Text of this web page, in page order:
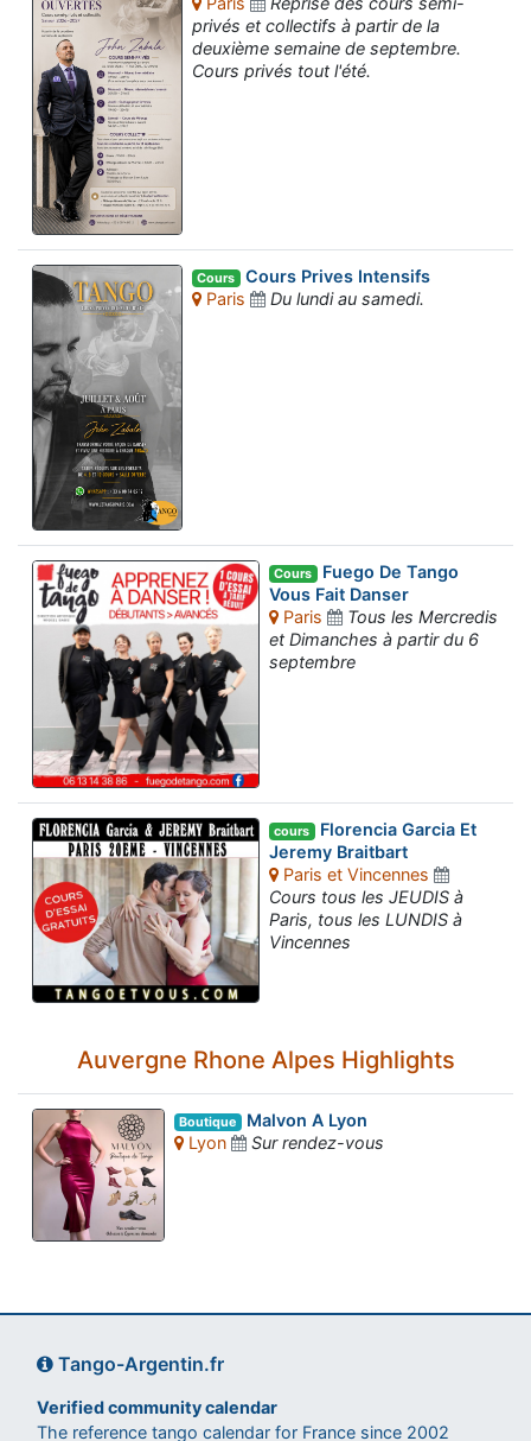
privés et collectifs à partir de la
deuxième semaine de septembre.
Cours privés tout l'été.
Cours Cours Prives Intensifs
Paris
Du lundi au samedi.
Cours Fuego De Tango
Vous Fait Danser
Paris
Tous les Mercredis
et Dimanches à partir du 6
septembre
cours Florencia Garcia Et
Jeremy Braitbart
Paris et Vincennes
Cours tous les JEUDIS à
Paris, tous les LUNDIS à
Vincennes
Auvergne Rhone Alpes Highlights
Boutique Malvon A Lyon
Lyon
Sur rendez-vous
Tango-Argentin.fr
Verified community calendar
The reference tango calendar for France since 2002